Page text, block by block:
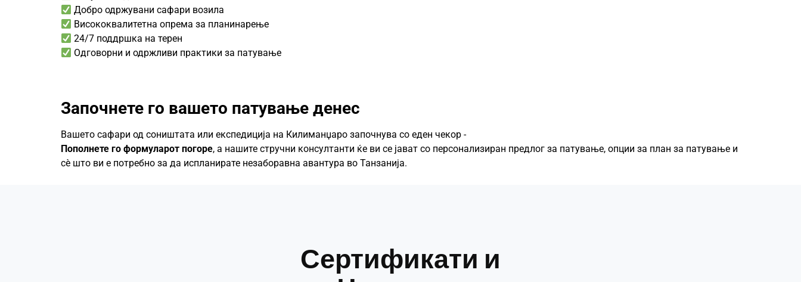
Добро одржувани сафари возила
Висококвалитетна опрема за планинарење
24/7 поддршка на терен
Одговорни и одржливи практики за патување
Започнете го вашето патување денес
Вашето сафари од соништата или експедиција на Килиманџаро започнува со еден чекор -
Пополнете го формуларот погоре, а нашите стручни консултанти ќе ви се јават со персонализиран предлог за патување, опции за план за патување и
сè што ви е потребно за да испланирате незаборавна авантура во Танзанија.
Сертификати и